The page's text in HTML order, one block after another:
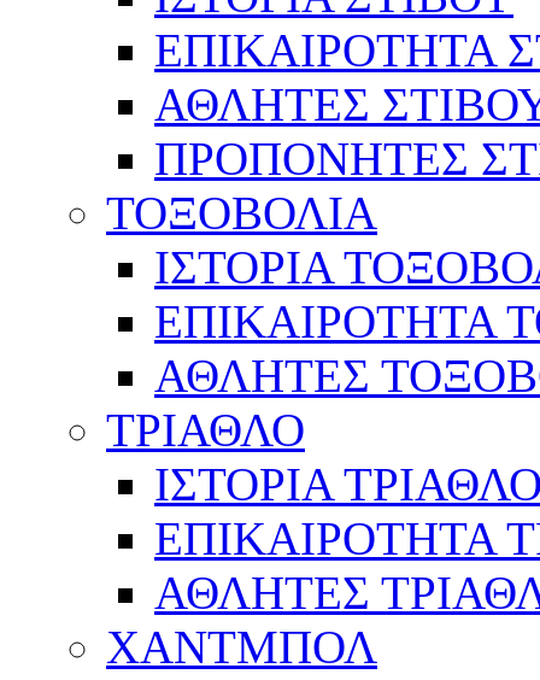
ΕΠΙΚΑΙΡΟΤΗΤΑ
ΑΘΛΗΤΕΣ
ΠΡΟΠΟΝΗΤΕΣ
ΤΟΞΟΒΟΛΙΑ
ΙΣΤΟΡΙΑ
ΕΠΙΚΑΙΡΟΤΗΤΑ
ΑΘΛΗΤΕΣ
ΤΡΙΑΘΛΟ
ΙΣΤΟΡΙΑ
ΕΠΙΚΑΙΡΟΤΗΤΑ
ΑΘΛΗΤΕΣ
ΧΑΝΤΜΠΟΛ